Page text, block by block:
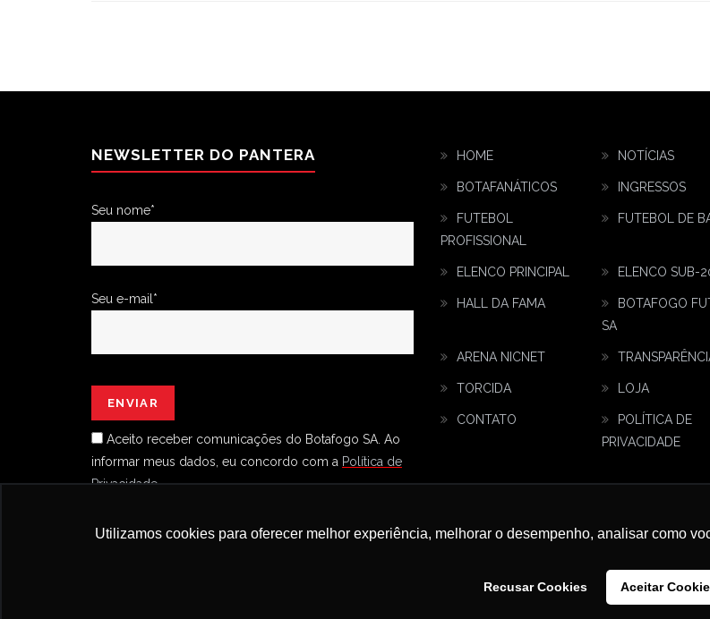
Utilizamos cookies para oferecer melhor experiência, melhorar o desempenho, analisar como
Recusar Cookies Aceitar
NEWSLETTER DO PANTERA
Seu nome*
Seu e-mail*
Aceito receber comunicações do Botafogo SA. Ao
informar meus dados, eu concordo com a Política de
Privacidade.
HOME NOTÍCIAS
BOTAFANÁTICOS INGRESSOS
FUTEBOL
PROFISSIONAL
FUTEBOL DE
ELENCO PRINCIPAL ELENCO SUB-
HALL DA FAMA
BOTAFOGO
SA
ARENA NICNET
TORCIDA LOJA
CONTATO
POLÍTICA DE
PRIVACIDADE